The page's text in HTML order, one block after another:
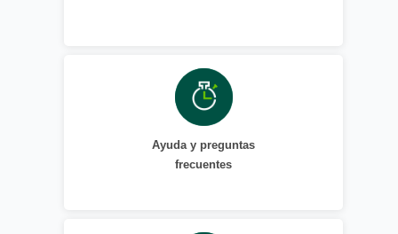
Ayuda y preguntas
frecuentes